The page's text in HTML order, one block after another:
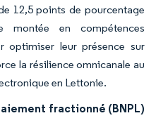
12,5 points de pourcentage
montée en compétences
optimiser leur présence sur
la résilience omnicanale au
en Lettonie.
fractionné (BNPL)